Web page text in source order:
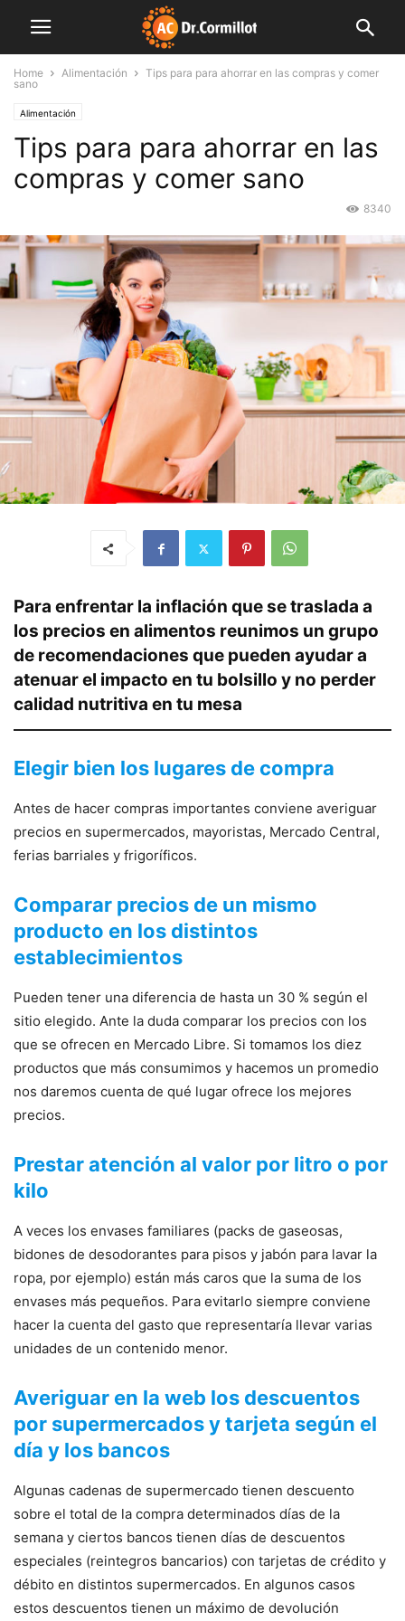
Home Alimentación
Tips para para ahorrar en las compras y comer
sano
Alimentación
Tips para para ahorrar en las
compras y comer sano
8340
Para enfrentar la inflación que se traslada a
los precios en alimentos reunimos un grupo
de recomendaciones que pueden ayudar a
atenuar el impacto en tu bolsillo y no perder
calidad nutritiva en tu mesa
Elegir bien los lugares de compra
Antes de hacer compras importantes conviene averiguar
precios en supermercados, mayoristas, Mercado Central,
ferias barriales y frigoríficos.
Comparar precios de un mismo
producto en los distintos
establecimientos
Pueden tener una diferencia de hasta un 30 % según el
sitio elegido. Ante la duda comparar los precios con los
que se ofrecen en Mercado Libre. Si tomamos los diez
productos que más consumimos y hacemos un promedio
nos daremos cuenta de qué lugar ofrece los mejores
precios.
Prestar atención al valor por litro o por
kilo
A veces los envases familiares (packs de gaseosas,
bidones de desodorantes para pisos y jabón para lavar la
ropa, por ejemplo) están más caros que la suma de los
envases más pequeños. Para evitarlo siempre conviene
hacer la cuenta del gasto que representaría llevar varias
unidades de un contenido menor.
Averiguar en la web los descuentos
por supermercados y tarjeta según el
día y los bancos
Algunas cadenas de supermercado tienen descuento
sobre el total de la compra determinados días de la
semana y ciertos bancos tienen días de descuentos
especiales (reintegros bancarios) con tarjetas de crédito y
débito en distintos supermercados. En algunos casos
estos descuentos tienen un máximo de devolución